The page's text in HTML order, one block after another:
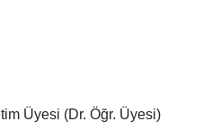
Üyesi (Dr. Öğr. Üyesi)